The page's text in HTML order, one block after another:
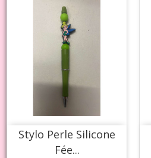
Stylo Perle Silicone
Fée...